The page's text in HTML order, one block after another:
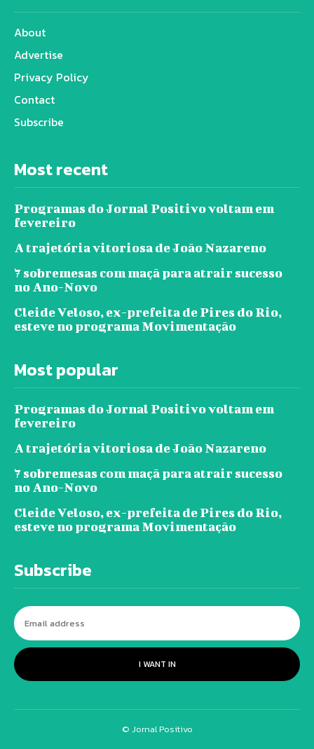
About
Advertise
Privacy Policy
Contact
Subscribe
Most recent
Programas do Jornal Positivo voltam em
fevereiro
A trajetória vitoriosa de João Nazareno
7 sobremesas com maçã para atrair sucesso
no Ano-Novo
Cleide Veloso, ex-prefeita de Pires do Rio,
esteve no programa Movimentação
Most popular
Programas do Jornal Positivo voltam em
fevereiro
A trajetória vitoriosa de João Nazareno
7 sobremesas com maçã para atrair sucesso
no Ano-Novo
Cleide Veloso, ex-prefeita de Pires do Rio,
esteve no programa Movimentação
Subscribe
I WANT IN
© Jornal Positivo